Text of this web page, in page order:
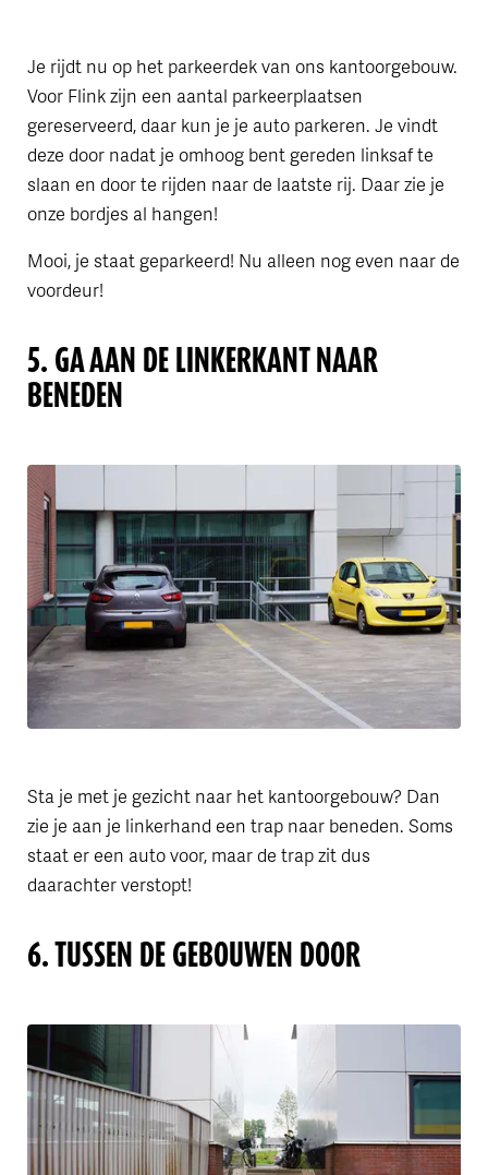
Je rijdt nu op het parkeerdek van ons kantoorgebouw.
Voor Flink zijn een aantal parkeerplaatsen
gereserveerd, daar kun je je auto parkeren. Je vindt
deze door nadat je omhoog bent gereden linksaf te
slaan en door te rijden naar de laatste rij. Daar zie je
onze bordjes al hangen!
Mooi, je staat geparkeerd! Nu alleen nog even naar de
voordeur!
5. GA AAN DE LINKERKANT NAAR
BENEDEN
Sta je met je gezicht naar het kantoorgebouw? Dan
zie je aan je linkerhand een trap naar beneden. Soms
staat er een auto voor, maar de trap zit dus
daarachter verstopt!
6. TUSSEN DE GEBOUWEN DOOR